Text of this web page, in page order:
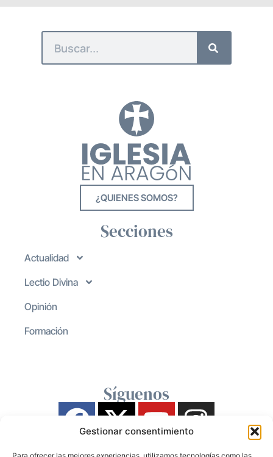
Gestionar consentimiento
¿QUIENES SOMOS?
Secciones
Actualidad
Lectio Divina
Opinión
Formación
Síguenos